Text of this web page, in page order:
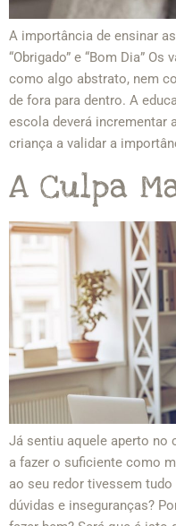
A importância de ensinar
“Obrigado” e “Bom Dia”
como algo abstrato, nem
de fora para dentro. A
escola deverá incrementar
criança a validar a
A Culpa
Já sentiu aquele aperto no
a fazer o suficiente como
ao seu redor tivessem
dúvidas e inseguranças?